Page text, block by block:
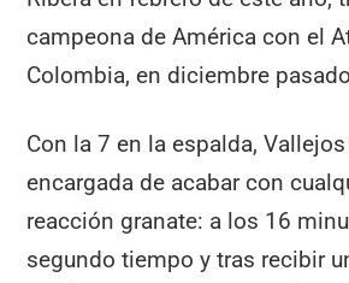
campeona de América con el
Colombia, en diciembre
Con la 7 en la espalda,
encargada de acabar con
reacción granate: a los 16
segundo tiempo y tras recibir